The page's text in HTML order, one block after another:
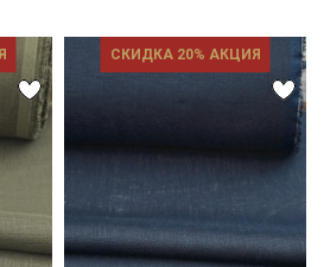
СКИДКА 20% АКЦИЯ
рекламных и